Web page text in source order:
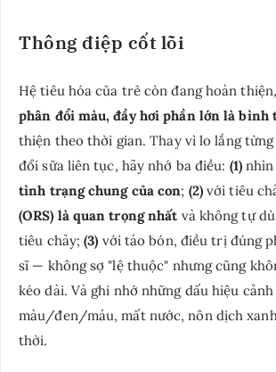
Thông điệp cốt lõi
Hệ tiêu hóa của trẻ còn đang hoàn
phân đổi màu, đầy hơi phần lớn là bình
thiện theo thời gian. Thay vì lo lắng
đổi sữa liên tục, hãy nhớ ba điều: (1)nhìn
tình trạng chung của con; (2)với tiêu
(ORS) là quan trọng nhấtvà không tự
tiêu chảy;(3) với táo bón, điều trị đúng
sĩ — không sợ "lệ thuộc" nhưng cũng
kéo dài. Và ghi nhớ những dấu hiệu
màu/đen/máu, mất nước, nôn dịch
thời.